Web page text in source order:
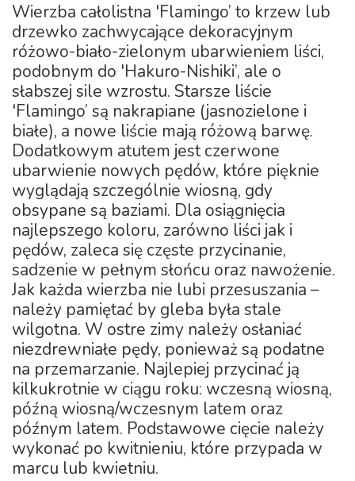
Wierzba całolistna 'Flamingo’ to krzew lub
drzewko zachwycające dekoracyjnym
różowo-biało-zielonym ubarwieniem liści,
podobnym do 'Hakuro-Nishiki’, ale o
słabszej sile wzrostu. Starsze liście
'Flamingo’ są nakrapiane (jasnozielone i
białe), a nowe liście mają różową barwę.
Dodatkowym atutem jest czerwone
ubarwienie nowych pędów, które pięknie
wyglądają szczególnie wiosną, gdy
obsypane są baziami. Dla osiągnięcia
najlepszego koloru, zarówno liści jak i
pędów, zaleca się częste przycinanie,
sadzenie w pełnym słońcu oraz nawożenie.
Jak każda wierzba nie lubi przesuszania –
należy pamiętać by gleba była stale
wilgotna. W ostre zimy należy osłaniać
niezdrewniałe pędy, ponieważ są podatne
na przemarzanie. Najlepiej przycinać ją
kilkukrotnie w ciągu roku: wczesną wiosną,
późną wiosną/wczesnym latem oraz
późnym latem. Podstawowe cięcie należy
wykonać po kwitnieniu, które przypada w
marcu lub kwietniu.